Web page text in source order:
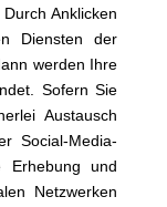
Anklicken
Diensten der
werden Ihre
Sofern Sie
Austausch
Social-Media-
Erhebung und
Netzwerken